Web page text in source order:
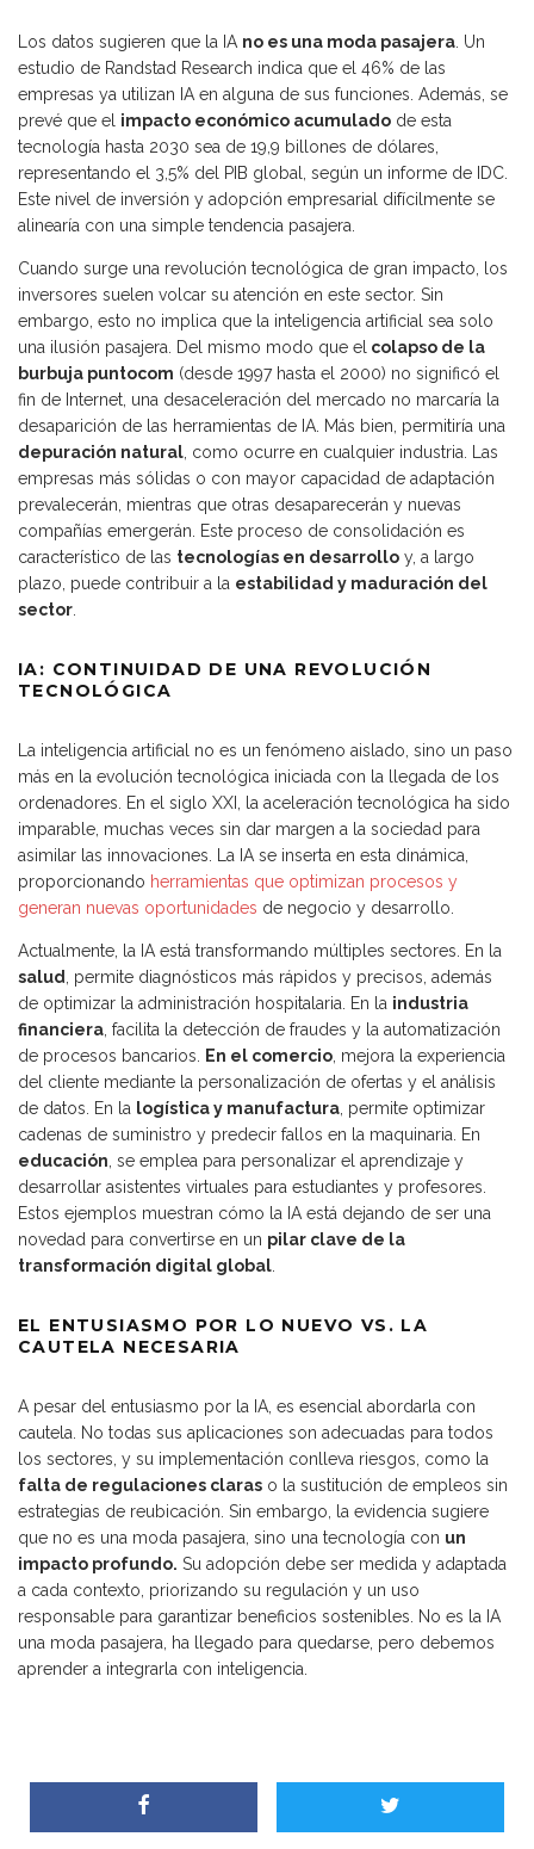
Los datos sugieren que la IA no es una moda pasajera . Un
estudio de Randstad Research indica que el 46% de las
empresas ya utilizan IA en alguna de sus funciones. Además, se
prevé que el impacto económico acumulado de esta
tecnología hasta 2030 sea de 19,9 billones de dólares,
representando el 3,5% del PIB global, según un informe de IDC.
Este nivel de inversión y adopción empresarial difícilmente se
alinearía con una simple tendencia pasajera.
Cuando surge una revolución tecnológica de gran impacto, los
inversores suelen volcar su atención en este sector. Sin
embargo, esto no implica que la inteligencia artificial sea solo
una ilusión pasajera. Del mismo modo que el colapso de la
burbuja puntocom (desde 1997 hasta el 2000) no significó el
fin de Internet, una desaceleración del mercado no marcaría la
desaparición de las herramientas de IA. Más bien, permitiría una
depuración natural , como ocurre en cualquier industria. Las
empresas más sólidas o con mayor capacidad de adaptación
prevalecerán, mientras que otras desaparecerán y nuevas
compañías emergerán. Este proceso de consolidación es
característico de las tecnologías en desarrollo y, a largo
plazo, puede contribuir a la estabilidad y maduración del
sector
IA: CONTINUIDAD DE UNA REVOLUCIÓN
TECNOLÓGICA
La inteligencia artificial no es un fenómeno aislado, sino un paso
más en la evolución tecnológica iniciada con la llegada de los
ordenadores. En el siglo XXI, la aceleración tecnológica ha sido
imparable, muchas veces sin dar margen a la sociedad para
asimilar las innovaciones. La IA se inserta en esta dinámica,
proporcionando herramientas que optimizan procesos y
generan nuevas oportunidades de negocio y desarrollo.
Actualmente, la IA está transformando múltiples sectores. En la
salud
, permite diagnósticos más rápidos y precisos, además
de optimizar la administración hospitalaria. En la industria
financiera , facilita la detección de fraudes y la automatización
de procesos bancarios.
En el comercio , mejora la experiencia
del cliente mediante la personalización de ofertas y el análisis
de datos. En la logística y manufactura , permite optimizar
cadenas de suministro y predecir fallos en la maquinaria. En
educación , se emplea para personalizar el aprendizaje y
desarrollar asistentes virtuales para estudiantes y profesores.
Estos ejemplos muestran cómo la IA está dejando de ser una
novedad para convertirse en un pilar clave de la
transformación digital global
EL ENTUSIASMO POR LO NUEVO VS. LA
CAUTELA NECESARIA
A pesar del entusiasmo por la IA, es esencial abordarla con
cautela. No todas sus aplicaciones son adecuadas para todos
los sectores, y su implementación conlleva riesgos, como la
falta de regulaciones claras o la sustitución de empleos sin
estrategias de reubicación. Sin embargo, la evidencia sugiere
que no es una moda pasajera, sino una tecnología con un
impacto profundo. Su adopción debe ser medida y adaptada
a cada contexto, priorizando su regulación y un uso
responsable para garantizar beneficios sostenibles. No es la IA
una moda pasajera, ha llegado para quedarse, pero debemos
aprender a integrarla con inteligencia.